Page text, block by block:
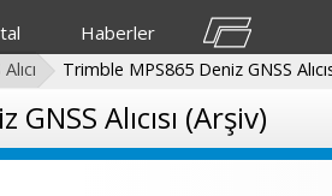
Haberler
Trimble MPS865 Deniz GNSS
Alıcısı (Arşiv)